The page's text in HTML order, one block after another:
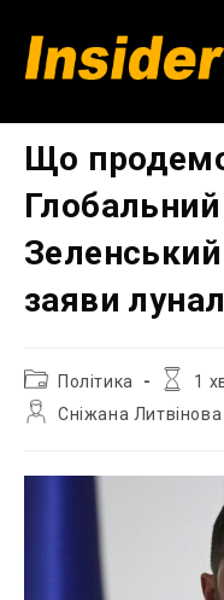
вмісту
Що
Зеленський
заяви
Категорія
запису:
Політика
Час
1
АвторСніжана Литвінова